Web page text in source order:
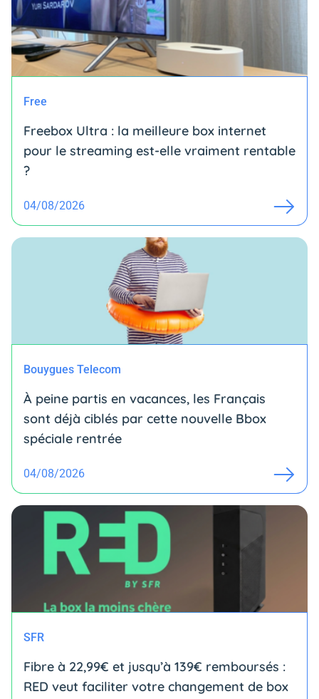
Free
Freebox Ultra : la meilleure box internet
pour le streaming est-elle vraiment rentable
?
04/08/2026
Bouygues Telecom
À peine partis en vacances, les Français
sont déjà ciblés par cette nouvelle Bbox
spéciale rentrée
04/08/2026
SFR
Fibre à 22,99€ et jusqu’à 139€ remboursés :
RED veut faciliter votre changement de box